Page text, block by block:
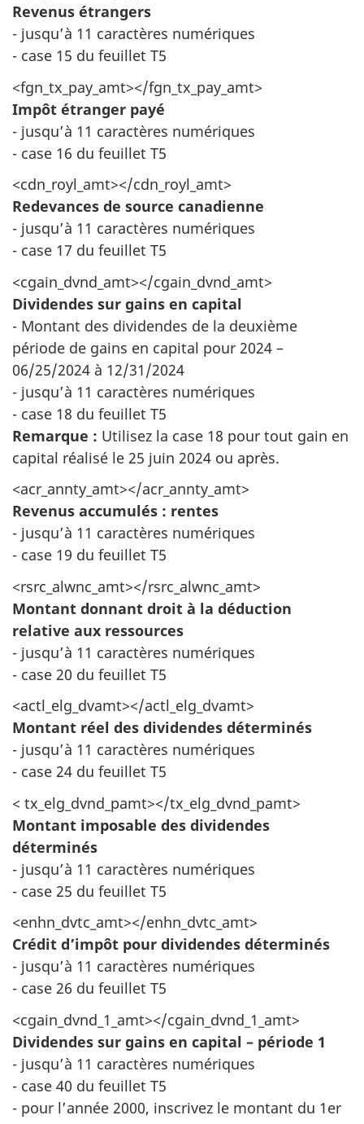
Revenus étrangers
- jusqu’à 11 caractères numériques
- case 15 du feuillet T5
<fgn_tx_pay_amt></fgn_tx_pay_amt>
Impôt étranger payé
- jusqu’à 11 caractères numériques
- case 16 du feuillet T5
<cdn_royl_amt></cdn_royl_amt>
Redevances de source canadienne
- jusqu’à 11 caractères numériques
- case 17 du feuillet T5
<cgain_dvnd_amt></cgain_dvnd_amt>
Dividendes sur gains en capital
- Montant des dividendes de la deuxième
période de gains en capital pour 2024 –
06/25/2024 à 12/31/2024
- jusqu’à 11 caractères numériques
- case 18 du feuillet T5
Remarque : Utilisez la case 18 pour tout gain en
capital réalisé le 25 juin 2024 ou après.
<acr_annty_amt></acr_annty_amt>
Revenus accumulés : rentes
- jusqu’à 11 caractères numériques
- case 19 du feuillet T5
<rsrc_alwnc_amt></rsrc_alwnc_amt>
Montant donnant droit à la déduction
relative aux ressources
- jusqu’à 11 caractères numériques
- case 20 du feuillet T5
<actl_elg_dvamt></actl_elg_dvamt>
Montant réel des dividendes déterminés
- jusqu’à 11 caractères numériques
- case 24 du feuillet T5
< tx_elg_dvnd_pamt></tx_elg_dvnd_pamt>
Montant imposable des dividendes
déterminés
- jusqu’à 11 caractères numériques
- case 25 du feuillet T5
<enhn_dvtc_amt></enhn_dvtc_amt>
Crédit d’impôt pour dividendes déterminés
- jusqu’à 11 caractères numériques
- case 26 du feuillet T5
<cgain_dvnd_1_amt></cgain_dvnd_1_amt>
Dividendes sur gains en capital – période 1
- jusqu’à 11 caractères numériques
- case 40 du feuillet T5
- pour l’année 2000, inscrivez le montant du 1er